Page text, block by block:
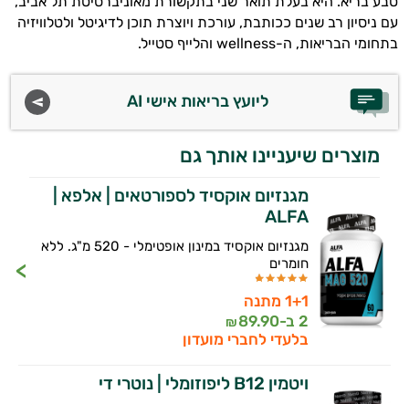
עם ניסיון רב שנים ככותבת, עורכת ויוצרת תוכן לדיגיטל ולטלוויזיה
בתחומי הבריאות, ה-wellness והלייף סטייל.
ליועץ בריאות אישי AI
מוצרים שיעניינו אותך גם
מגנזיום אוקסיד לספורטאים | אלפא |
ALFA
מגנזיום אוקסיד במינון אופטימלי - 520 מ"ג. ללא
חומרים
1+1 מתנה
2 ב-
89.90
₪
בלעדי לחברי מועדון
ויטמין B12 ליפוזומלי | נוטרי די